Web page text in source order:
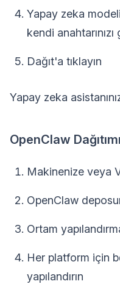
Yapay zeka
kendi anahtarınızı
Dağıt'a tıklayın
Yapay zeka
OpenClaw
Makinenize veya
OpenClaw
Ortam
Her platform için
yapılandırın